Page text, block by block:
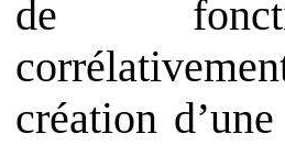
de
création